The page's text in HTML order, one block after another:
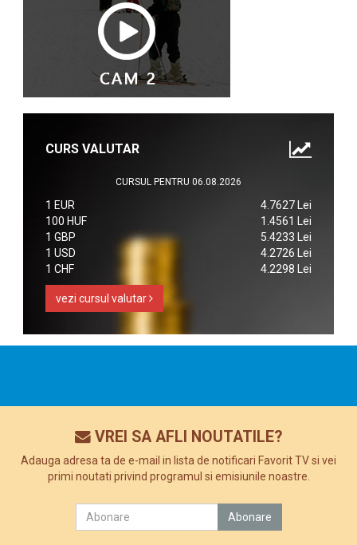
CURS VALUTAR
CURSUL PENTRU 06.08.2026
1 EUR
4.7627 Lei
100 HUF
1.4561 Lei
1 GBP
5.4233 Lei
1 USD
4.2726 Lei
1 CHF
4.2298 Lei
vezi cursul valutar
VREI SA AFLI NOUTATILE?
Adauga adresa ta de e-mail in lista de notificari Favorit TV si vei
primi noutati privind programul si emisiunile noastre.